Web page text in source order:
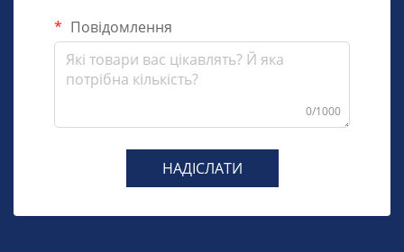
Повідомлення
0/1000
НАДІСЛАТИ